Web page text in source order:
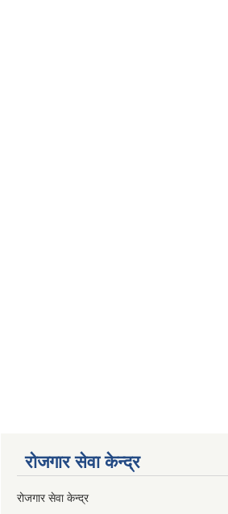
रोजगार सेवा केन्द्र
रोजगार सेवा केन्द्र